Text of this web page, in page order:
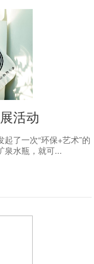
活动
了一次“环保+艺术”的
泉水瓶，就可...